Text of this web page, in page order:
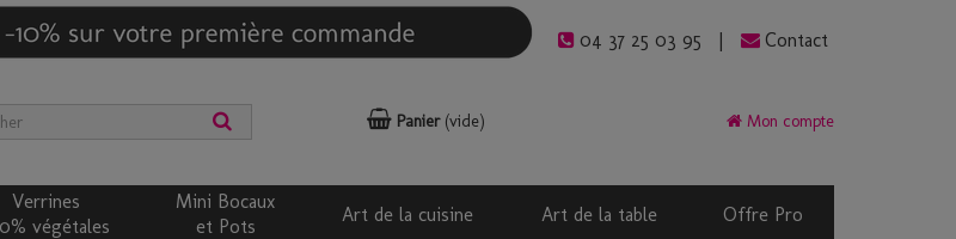
04 37 25 03 95 Contact
Panier (vide)
Verrines
végétales
Mini Bocaux
et Pots
Art de la cuisine Art de la table Offre Pro
Mon compte